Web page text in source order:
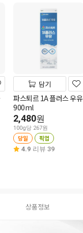
담기
파스퇴르 1A 플러스 우유
900ml
2,480원
100g당 267원
당일 픽업
4.9 리뷰 39
상품정보